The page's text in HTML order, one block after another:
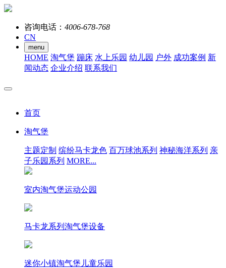
咨询电话： 4006-678-768
CN
menu
HOME 淘气堡 蹦床 水上乐园 幼儿园 户外 成功案例 新
闻动态 企业介绍 联系我们
首页
淘气堡
主题定制 缤纷马卡龙色 百万球池系列 神秘海洋系列 亲
子乐园系列 MORE...
室内淘气堡运动公园
马卡龙系列淘气堡设备
迷你小镇淘气堡儿童乐园